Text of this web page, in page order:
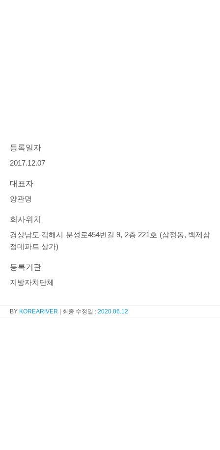
등록일자
2017.12.07
대표자
양관명
회사위치
경상남도 김해시 분성로454번길 9, 2층 221호 (삼정동, 백제삼
정데파트 상가)
등록기관
지방자치단체
KOREARIVER 2020.06.12